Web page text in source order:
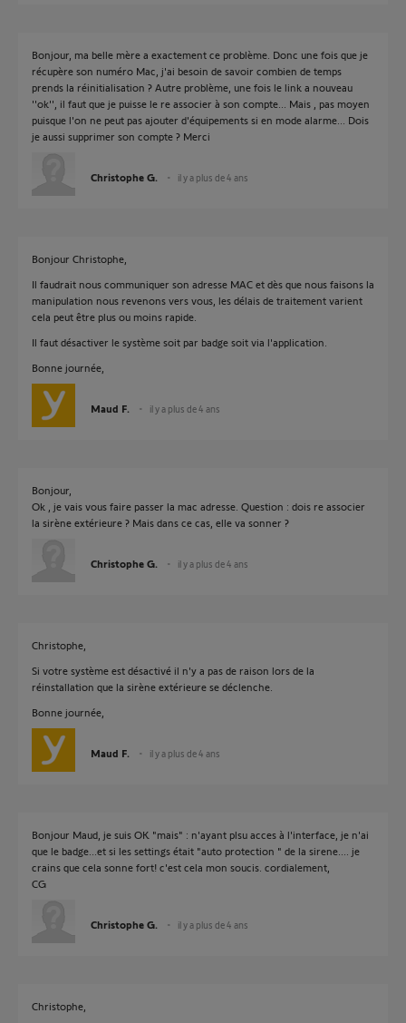
Bonjour, ma belle mère a exactement ce problème. Donc une fois que je
récupère son numéro Mac, j'ai besoin de savoir combien de temps
prends la réinitialisation ? Autre problème, une fois le link a nouveau
''ok'', il faut que je puisse le re associer à son compte... Mais , pas moyen
puisque l'on ne peut pas ajouter d'équipements si en mode alarme... Dois
je aussi supprimer son compte ? Merci
Christophe G. il y a plus de 4 ans
Bonjour Christophe,
Il faudrait nous communiquer son adresse MAC et dès que nous faisons la
manipulation nous revenons vers vous, les délais de traitement varient
cela peut être plus ou moins rapide.
Il faut désactiver le système soit par badge soit via l'application.
Bonne journée,
Maud F. il y a plus de 4 ans
Bonjour,
Ok , je vais vous faire passer la mac adresse. Question : dois re associer
la sirène extérieure ? Mais dans ce cas, elle va sonner ?
Christophe G. il y a plus de 4 ans
Christophe,
Si votre système est désactivé il n'y a pas de raison lors de la
réinstallation que la sirène extérieure se déclenche.
Bonne journée,
Maud F. il y a plus de 4 ans
Bonjour Maud, je suis OK "mais" : n'ayant plsu acces à l'interface, je n'ai
que le badge...et si les settings était "auto protection " de la sirene.... je
crains que cela sonne fort! c'est cela mon soucis. cordialement,
CG
Christophe G. il y a plus de 4 ans
Christophe,